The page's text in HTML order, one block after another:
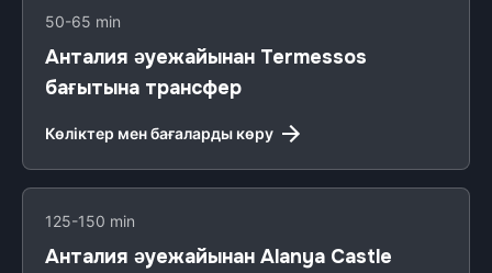
50-65 min
Анталия әуежайынан Termessos
бағытына трансфер
Көліктер мен бағаларды көру
125-150 min
Анталия әуежайынан Alanya Castle